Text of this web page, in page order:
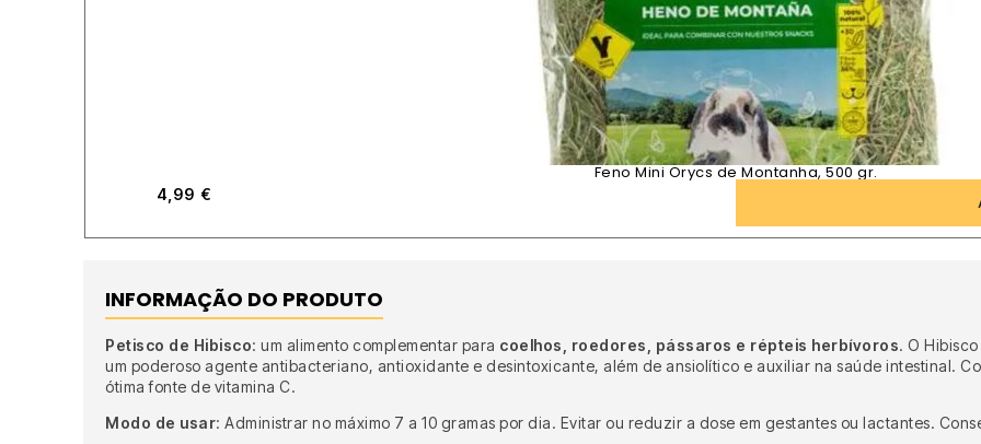
Feno Mini Orycs de Montanha, 500 gr.
4,99 €
INFORMAÇÃO DO PRODUTO
Petisco de Hibisco: um alimento complementar para coelhos, roedores, pássaros e répteis herbívoros. O
um poderoso agente antibacteriano, antioxidante e desintoxicante, além de ansiolítico e auxiliar na saúde intestinal.
ótima fonte de vitamina C.
Modo de usar: Administrar no máximo 7 a 10 gramas por dia. Evitar ou reduzir a dose em gestantes ou lactantes.